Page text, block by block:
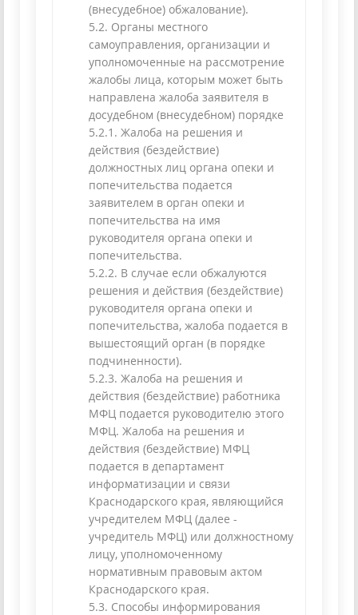
(внесудебное) обжалование).
5.2. Органы местного
самоуправления, организации и
уполномоченные на рассмотрение
жалобы лица, которым может быть
направлена жалоба заявителя в
досудебном (внесудебном) порядке
5.2.1. Жалоба на решения и
действия (бездействие)
должностных лиц органа опеки и
попечительства подается
заявителем в орган опеки и
попечительства на имя
руководителя органа опеки и
попечительства.
5.2.2. В случае если обжалуются
решения и действия (бездействие)
руководителя органа опеки и
попечительства, жалоба подается в
вышестоящий орган (в порядке
подчиненности).
5.2.3. Жалоба на решения и
действия (бездействие) работника
МФЦ подается руководителю этого
МФЦ. Жалоба на решения и
действия (бездействие) МФЦ
подается в департамент
информатизации и связи
Краснодарского края, являющийся
учредителем МФЦ (далее -
учредитель МФЦ) или должностному
лицу, уполномоченному
нормативным правовым актом
Краснодарского края.
5.3. Способы информирования